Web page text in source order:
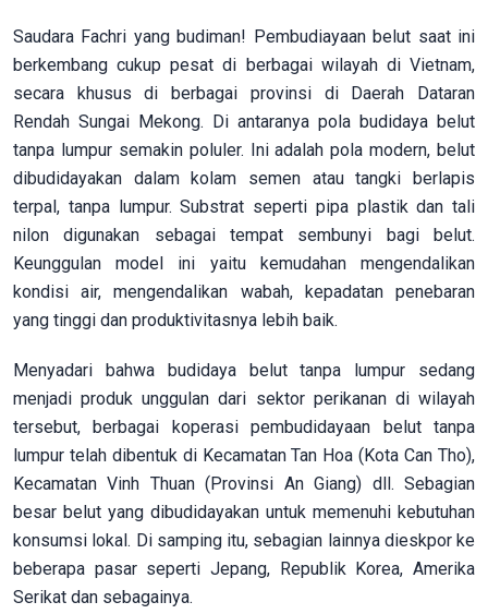
Saudara Fachri yang budiman! Pembudiayaan belut saat ini
berkembang cukup pesat di berbagai wilayah di Vietnam,
secara khusus di berbagai provinsi di Daerah Dataran
Rendah Sungai Mekong. Di antaranya pola budidaya belut
tanpa lumpur semakin poluler. Ini adalah pola modern, belut
dibudidayakan dalam kolam semen atau tangki berlapis
terpal, tanpa lumpur. Substrat seperti pipa plastik dan tali
nilon digunakan sebagai tempat sembunyi bagi belut.
Keunggulan model ini yaitu kemudahan mengendalikan
kondisi air, mengendalikan wabah, kepadatan penebaran
yang tinggi dan produktivitasnya lebih baik.
Menyadari bahwa budidaya belut tanpa lumpur sedang
menjadi produk unggulan dari sektor perikanan di wilayah
tersebut, berbagai koperasi pembudidayaan belut tanpa
lumpur telah dibentuk di Kecamatan Tan Hoa (Kota Can Tho),
Kecamatan Vinh Thuan (Provinsi An Giang) dll. Sebagian
besar belut yang dibudidayakan untuk memenuhi kebutuhan
konsumsi lokal. Di samping itu, sebagian lainnya dieskpor ke
beberapa pasar seperti Jepang, Republik Korea, Amerika
Serikat dan sebagainya.